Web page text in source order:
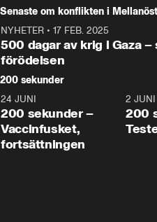
Senaste om konflikten i
NYHETER • 17 FEB. 2025
500 dagar av krig i Gaza –
förödelsen
200 sekunder
5:00
24 JUNI
200 sekunder –
Vaccinfusket,
fortsättningen
2 JUNI
200